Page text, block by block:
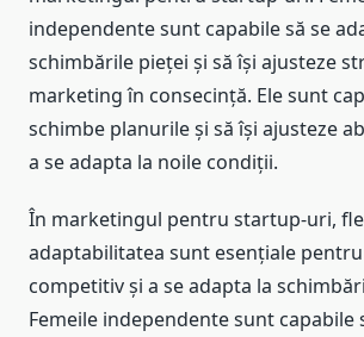
independente sunt capabile să se
schimbările pieței și să își ajusteze
marketing în consecință. Ele sunt
schimbe planurile și să își ajusteze
a se adapta la noile condiții.
În marketingul pentru startup-uri,
adaptabilitatea sunt esențiale
competitiv și a se adapta la
Femeile independente sunt capabile